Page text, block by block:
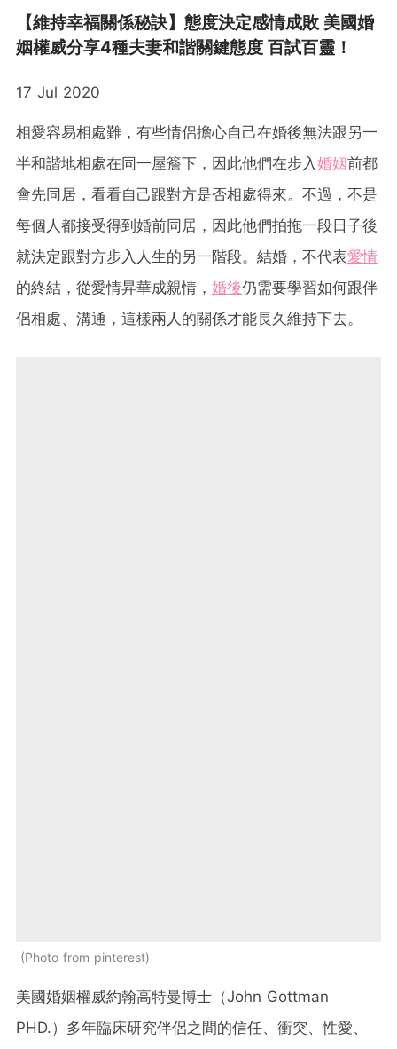
【維持幸福關係秘訣】態度決定感情成敗 美國婚
姻權威分享4種夫妻和諧關鍵態度 百試百靈！
17 Jul 2020
相愛容易相處難，有些情侶擔心自己在婚後無法跟另一
半和諧地相處在同一屋簷下，因此他們在步入婚姻前都
會先同居，看看自己跟對方是否相處得來。不過，不是
每個人都接受得到婚前同居，因此他們拍拖一段日子後
就決定跟對方步入人生的另一階段。結婚，不代表愛情
的終結，從愛情昇華成親情， 婚後仍需要學習如何跟伴
侶相處、溝通，這樣兩人的關係才能長久維持下去。
Photo from pinterest
美國婚姻權威約翰高特曼博士（John Gottman
PHD.）多年臨床研究伴侶之間的信任、衝突、性愛、